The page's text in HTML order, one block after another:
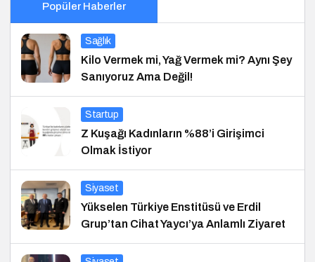
Popüler Haberler
Sağlık
Kilo Vermek mi, Yağ Vermek mi? Aynı Şey
Sanıyoruz Ama Değil!
Startup
Z Kuşağı Kadınların %88’i Girişimci
Olmak İstiyor
Siyaset
Yükselen Türkiye Enstitüsü ve Erdil
Grup’tan Cihat Yaycı’ya Anlamlı Ziyaret